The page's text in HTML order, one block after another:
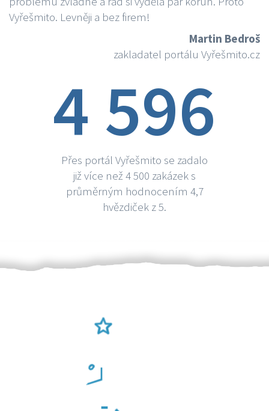
Vyřešmito. Levněji a bez firem!
Martin Bedroš
zakladatel portálu Vyřešmito.cz
4 596
Přes portál Vyřešmito se zadalo
již více než 4 500 zakázek s
průměrným hodnocením 4,7
hvězdiček z 5.